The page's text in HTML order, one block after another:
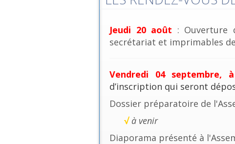
Jeudi 20 août : Ouverture
secrétariat et imprimables
Vendredi 04 septembre,
d’inscription qui seront
Dossier préparatoire de
√ à venir
Diaporama présenté à